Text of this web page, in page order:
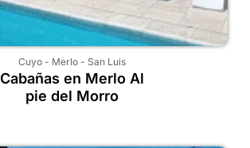
Cuyo- Merlo- San Luis
Cabañas en Merlo Al
pie del Morro